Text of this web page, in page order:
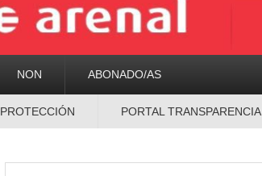
NON ABONADO/AS
PORTAL TRANSPARENCIA